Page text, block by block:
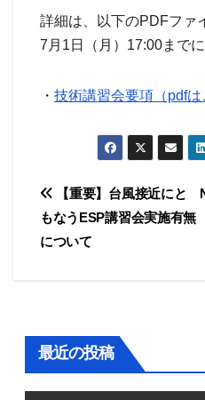
詳細は、以下のPDFファ
7月1日（月）17:00まで
・ 技術講習会要項（pdfは
投
稿
ゲ
ー
【重要】台風接近にと
もなうESP講習会実施有無
について
最近の投稿